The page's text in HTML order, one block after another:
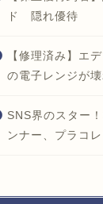
ド 隠れ優待
【修理済み】エ
の電子レンジが壊
SNS界のスター
ンナー、プラコ